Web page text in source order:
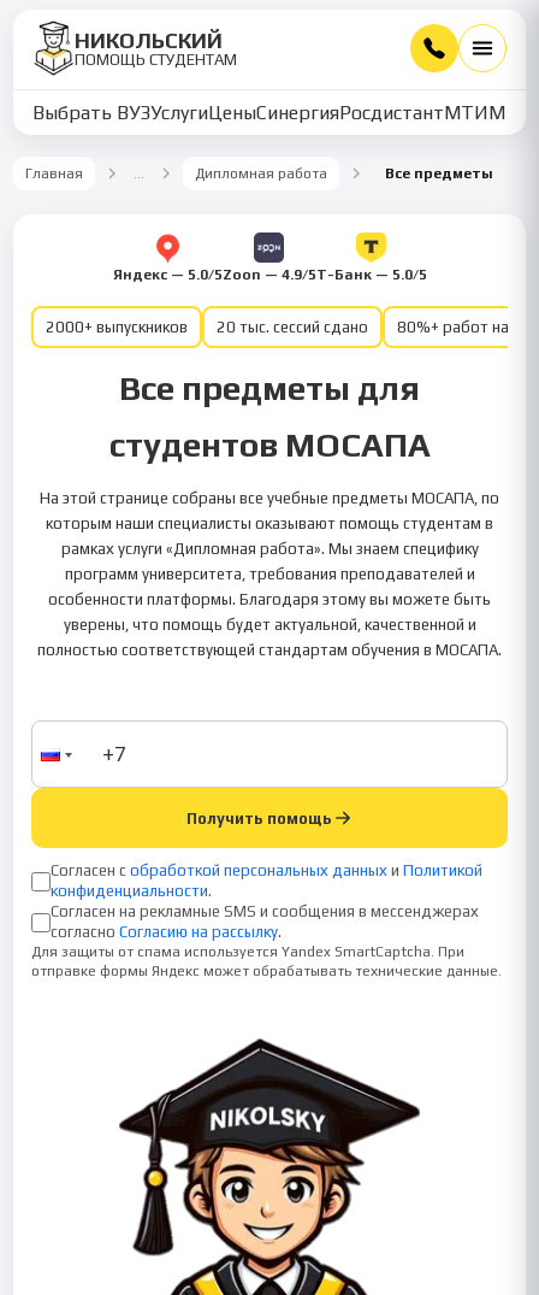
НИКОЛЬСКИЙ
ПОМОЩЬ СТУДЕНТАМ
Выбрать ВУЗУслугиЦеныСинергияРосдистантМТИММУ
Главная … Дипломная работа Все предметы
Яндекс — 5.0/5Zoon — 4.9/5Т-Банк — 5.0/5
2000+ выпускников 20 тыс. сессий сдано 80%+ работ на
Все предметы для
студентов МОСАПА
На этой странице собраны все учебные предметы МОСАПА, по
которым наши специалисты оказывают помощь студентам в
рамках услуги «Дипломная работа». Мы знаем специфику
программ университета, требования преподавателей и
особенности платформы. Благодаря этому вы можете быть
уверены, что помощь будет актуальной, качественной и
полностью соответствующей стандартам обучения в МОСАПА.
Получить помощь
Согласен с обработкой персональных данных и Политикой
конфиденциальности.
Согласен на рекламные SMS и сообщения в мессенджерах
согласно Согласию на рассылку.
Для защиты от спама используется Yandex SmartCaptcha. При
отправке формы Яндекс может обрабатывать технические данные.